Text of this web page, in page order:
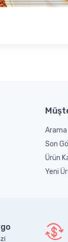
Arama
Son
Ürün
Yeni